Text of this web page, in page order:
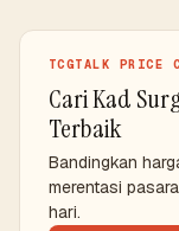
TCGTALK PRICE
Cari Kad
Terbaik
Bandingkan
merentasi
hari.